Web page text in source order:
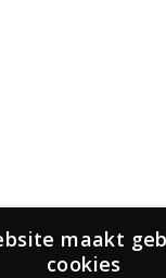
maakt
cookies